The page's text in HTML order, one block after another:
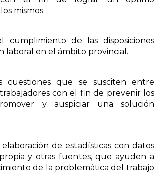
mismos.
cumplimiento de las disposiciones
laboral en el ámbito provincial.
cuestiones que se susciten entre
con el fin de prevenir los
y auspiciar una solución
de estadísticas con datos
y otras fuentes, que ayuden a
de la problemática del trabajo